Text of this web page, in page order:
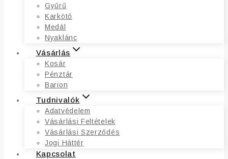
Gyűrű
Karkötő
Medál
Nyaklánc
Vásárlás
Kosár
Pénztár
Barion
Tudnivalók
Adatvédelem
Vásárlási Feltételek
Vásárlási Szerződés
Jogi Háttér
Kapcsolat